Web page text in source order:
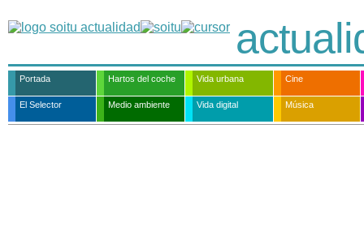
Portada Hartos del coche Vida urbana Cine
El Selector Medio ambiente Vida digital Música